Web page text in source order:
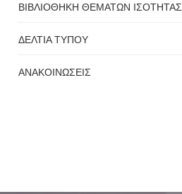
ΒΙΒΛΙΟΘΗΚΗ ΘΕΜΑΤΩΝ ΙΣΟΤΗΤΑΣ
ΔΕΛΤΙΑ ΤΥΠΟΥ
ΑΝΑΚΟΙΝΩΣΕΙΣ